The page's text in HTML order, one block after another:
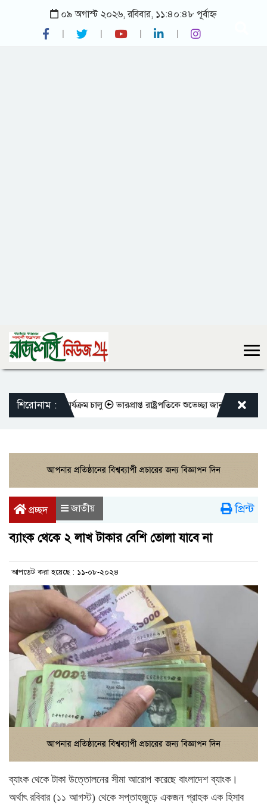
০৯ অগাস্ট ২০২৬, রবিবার, ১১:৪০:৪৮ পূর্বাহ্ন
শিরোনাম :
বদলি কার্যক্রম চালু ভারপ্রাপ্ত রাষ্ট্রপতিকে শুভেচ্ছা জানালেন রাসিক
প্রচ্ছদ জাতীয় প্রিন্ট
ব্যাংক থেকে ২ লাখ টাকার বেশি তোলা যাবে না
আপডেট করা হয়েছে : ১১-০৮-২০২৪
ব্যাংক থেকে টাকা উত্তোলনের সীমা আরোপ করেছে বাংলাদেশ ব্যাংক।
অর্থাৎ রবিবার (১১ আগস্ট) থেকে সপ্তাহজুড়ে একজন গ্রাহক এক হিসাব